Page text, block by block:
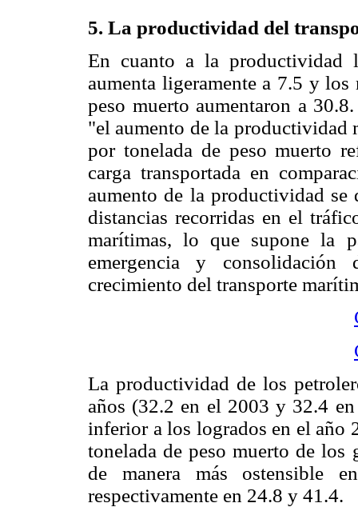
5. La productividad del
En cuanto a la productividad
aumenta ligeramente a 7.5 y
peso muerto aumentaron a
"el aumento de la productividad
por tonelada de peso muerto
carga transportada en
aumento de la productividad se
distancias recorridas en el
marítimas, lo que supone la
emergencia y
crecimiento del transporte
La productividad de los
años (32.2 en el 2003 y 32.4
inferior a los logrados en el año
tonelada de peso muerto de los
de manera más ostensible
respectivamente en 24.8 y 41.4.